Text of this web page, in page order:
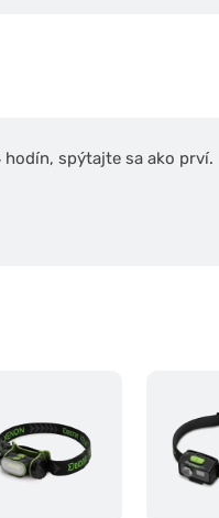
spýtajte sa ako prví.